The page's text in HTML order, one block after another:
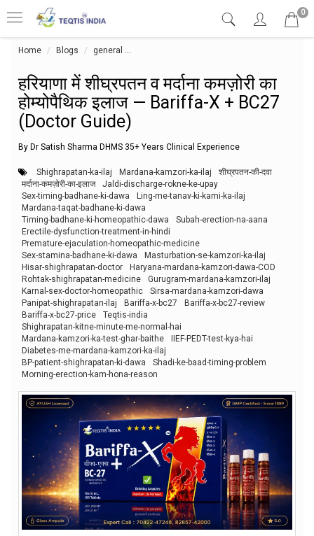
0
Home Blogs general
हरियाणा में शीघ्रपतन व मर्दाना कमज़ोरी का
होम्योपैथिक इलाज — Bariffa-X + BC27
(Doctor Guide)
By Dr Satish Sharma DHMS 35+ Years Clinical Experience
Shighrapatan-ka-ilaj Mardana-kamzori-ka-ilaj
शीघ्रपतन-की-दवा
मर्दाना-कमज़ोरी-का-इलाज
Jaldi-discharge-rokne-ke-upay
Sex-timing-badhane-ki-dawa
Ling-me-tanav-ki-kami-ka-ilaj
Mardana-taqat-badhane-ki-dawa
Timing-badhane-ki-homeopathic-dawa
Subah-erection-na-aana
Erectile-dysfunction-treatment-in-hindi
Premature-ejaculation-homeopathic-medicine
Sex-stamina-badhane-ki-dawa
Masturbation-se-kamzori-ka-ilaj
Hisar-shighrapatan-doctor
Haryana-mardana-kamzori-dawa-COD
Rohtak-shighrapatan-medicine
Gurugram-mardana-kamzori-ilaj
Karnal-sex-doctor-homeopathic
Sirsa-mardana-kamzori-dawa
Panipat-shighrapatan-ilaj
Bariffa-x-bc27
Bariffa-x-bc27-review
Bariffa-x-bc27-price
Teqtis-india
Shighrapatan-kitne-minute-me-normal-hai
Mardana-kamzori-ka-test-ghar-baithe
IIEF-PEDT-test-kya-hai
Diabetes-me-mardana-kamzori-ka-ilaj
BP-patient-shighrapatan-ki-dawa
Shadi-ke-baad-timing-problem
Morning-erection-kam-hona-reason